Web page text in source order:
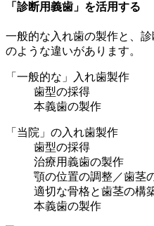
「診断用義歯」を活用する
一般的な入れ歯の製作と、
のような違いがあります。
「一般的な」入れ歯製作
歯型の採得
本義歯の製作
「当院」の入れ歯製作
歯型の採得
治療用義歯の製作
顎の位置の調整／歯茎
適切な骨格と歯茎の構
本義歯の製作